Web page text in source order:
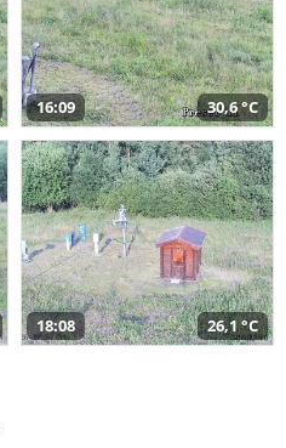
16:09 30,6 °C
18:08 26,1 °C